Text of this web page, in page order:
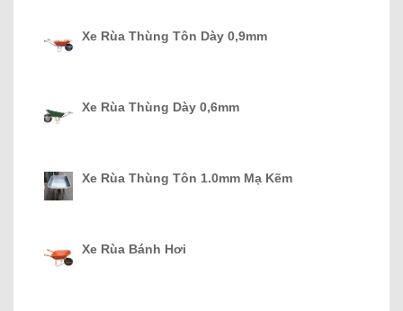
Xe Rùa Thùng Tôn Dày 0,9mm
Xe Rùa Thùng Dày 0,6mm
Xe Rùa Thùng Tôn 1.0mm Mạ Kẽm
Xe Rùa Bánh Hơi